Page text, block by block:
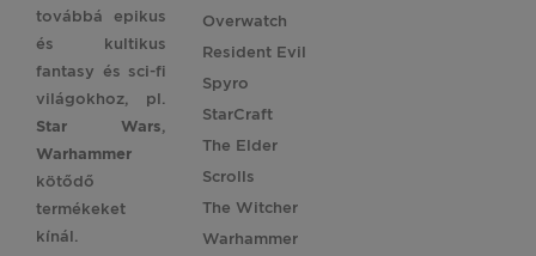
továbbá epikus
és kultikus
fantasy és sci-fi
világokhoz, pl.
Star
Wars,
Warhammer
kötődő
termékeket
kínál.
Overwatch
Resident Evil
Spyro
StarCraft
The Elder
Scrolls
The Witcher
Warhammer